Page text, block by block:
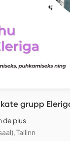
grupp
de plus
Tallinn